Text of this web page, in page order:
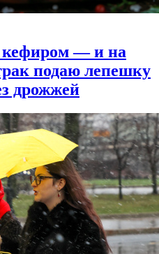
кефиром — и на
подаю лепешку
дрожжей